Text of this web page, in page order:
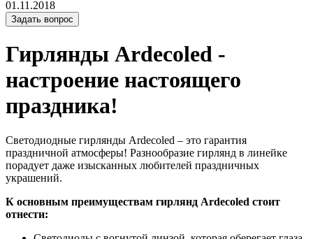
01.11.2018
Задать вопрос
Гирлянды Ardecoled -
настроение настоящего
праздника!
Светодиодные гирлянды Ardecoled – это гарантия
праздничной атмосферы! Разнообразие гирлянд в линейке
порадует даже изысканных любителей праздничных
украшений.
К основным преимуществам гирлянд Ardecoled стоит
отнести: